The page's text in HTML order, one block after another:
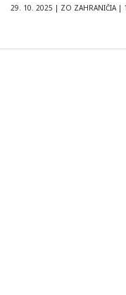
29. 10. 2025 | ZO ZAHRANIČIA |